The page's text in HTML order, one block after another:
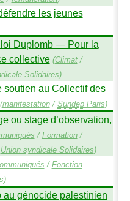
les jeunes
Duplomb — Pour la
collective (Climat/
Solidaires)
soutien au Collectif des
(manifestation/ SundepParis)
ou stage d’observation,
/ Formation/
Union syndicale Solidaires)
/ Fonction
)
au génocide palestinien